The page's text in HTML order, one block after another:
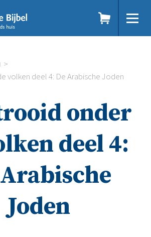
volken deel 4: De Arabische Joden
onder
deel 4:
Joden
Doe mee
Podcast
Magazine
Digitale nieuwsbrief
Agenda
Jongerenwerk
Het Studiehuis (cursus)
Webshop
Over ons